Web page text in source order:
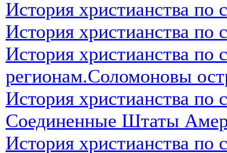
История христианства по
История христианства по
История христианства по
регионам.Соломоновы
История христианства по
Соединенные Штаты
История христианства